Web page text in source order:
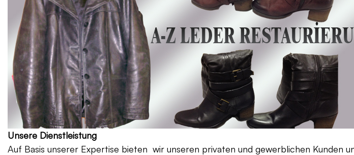
Unsere Dienstleistung
Auf Basis unserer Expertise bieten wir unseren privaten und gewerblichen Kunden